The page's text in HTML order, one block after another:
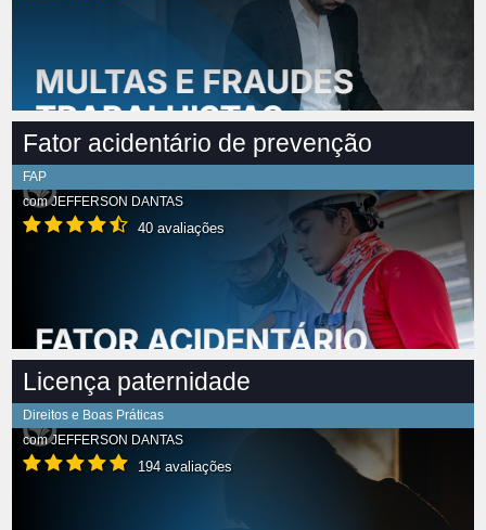
Fator acidentário de prevenção
FAP
comJEFFERSON DANTAS
40 avaliações
Licença paternidade
Direitos e Boas Práticas
comJEFFERSON DANTAS
194 avaliações